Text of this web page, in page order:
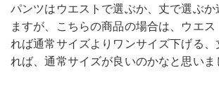
パンツはウエストで選ぶか、丈で選ぶか
ますが、こちらの商品の場合は、ウエ
れば通常サイズよりワンサイズ下げる
れば、通常サイズが良いのかなと思いま